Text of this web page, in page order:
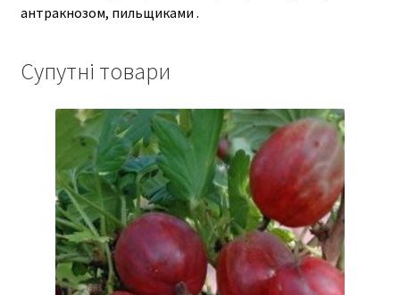
антракнозом, пильщиками .
Супутні товари